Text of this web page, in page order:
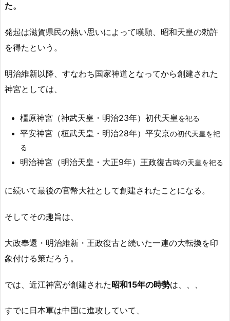
た。
発起は滋賀県民の熱い思いによって嘆願、昭和天皇の勅許
を得たという。
明治維新以降、すなわち国家神道となってから創建された
神宮としては、
橿原神宮（神武天皇・明治23年）初代天皇を祀る
平安神宮（桓武天皇・明治28年）平安京の初代天皇を祀
る
明治神宮（明治天皇・大正9年）王政復古時の天皇を祀る
に続いて最後の官幣大社として創建されたことになる。
そしてその趣旨は、
大政奉還・明治維新・王政復古と続いた一連の大転換を印
象付ける策だろう。
では、近江神宮が創建された昭和15年の時勢は、、、
すでに日本軍は中国に進攻していて、